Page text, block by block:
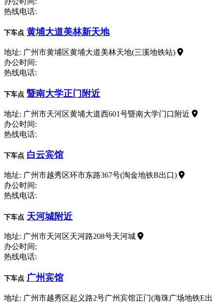
热线电话:
下车点 黄埔大道美林新天地
地址: 广州市黄埔区黄埔大道美林天地(三溪地铁站)
办公时间:
热线电话:
下车点 暨南大学正门附近
地址: 广州市天河区黄埔大道西601号暨南大学门口附近
办公时间:
热线电话:
下车点 白云宾馆
地址: 广州市越秀区环市东路367号(淘金地铁B出口)
办公时间:
热线电话:
下车点 天河城附近
地址: 广州市天河区天河路208号天河城
办公时间:
热线电话:
下车点 广州宾馆
地址: 广州市越秀区起义路2号广州宾馆正门(海珠广场地铁E出